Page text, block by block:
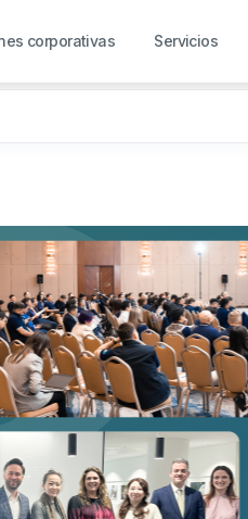
corporativas Servicios